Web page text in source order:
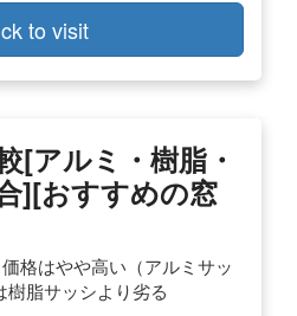
to visit
[アルミ・樹脂・
][おすすめの窓
格はやや高い（アルミサッ
樹脂サッシより劣る